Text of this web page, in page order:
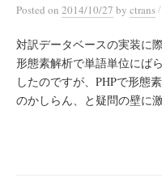
Posted on 2014/10/27 by ctrans/
対訳データベースの実装に
形態素解析で単語単位にば
したのですが、PHPで形態
のかしらん、と疑問の壁に